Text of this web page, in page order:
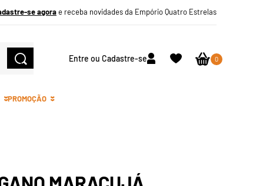
se agorae receba novidades da Empório Quatro Estrelas
Entre ou Cadastre-se 0
PROMOÇÃO